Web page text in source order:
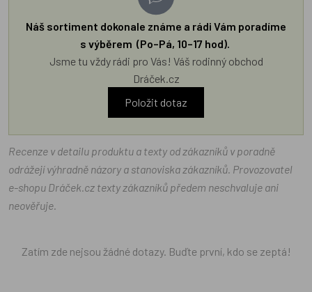
Náš sortiment dokonale známe a rádi Vám poradíme
s výběrem (Po–Pá, 10–17 hod).
Jsme tu vždy rádi pro Vás! Váš rodinný obchod
Dráček.cz
Položit dotaz
Recenze v detailu produktu a texty od zákazníků v poradně
odrážejí výhradně názory a stanoviska zákazníků. Provozovatel
e-shopu Dráček.cz texty zákazníků předem neschvaluje ani
neověřuje.
Zatím zde nejsou žádné dotazy. Buďte první, kdo se zeptá!